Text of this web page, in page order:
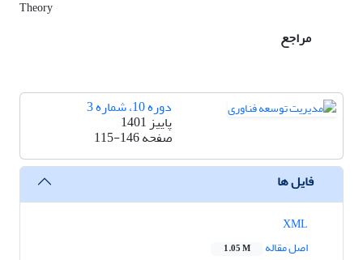
Theory
مراجع
دوره 10، شماره 3
پاییز 1401
صفحه115-146
فایل ها
اصل مقاله
1.05 M